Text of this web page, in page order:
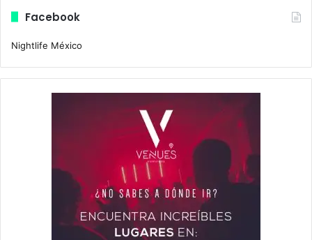
Facebook
Nightlife México